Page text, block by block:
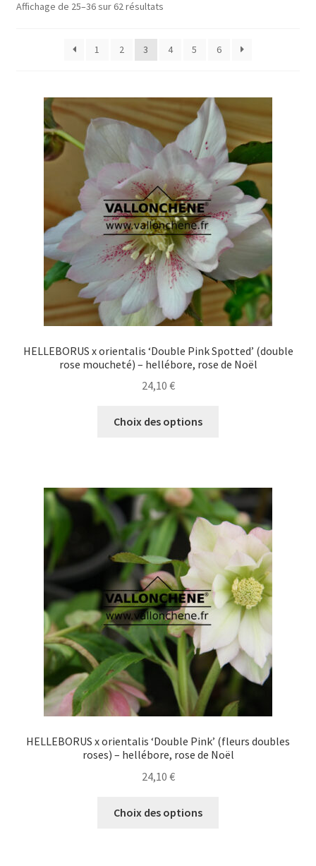
Affichage de 25–36 sur 62 résultats
1 2 3 4 5 6
HELLEBORUS x orientalis ‘Double Pink Spotted’ (double
rose moucheté) – hellébore, rose de Noël
24,10 €
Choix des options
variations.
Les
options
peuvent
être
choisies
sur
la
page
du
produit
HELLEBORUS x orientalis ‘Double Pink’ (fleurs doubles
roses) – hellébore, rose de Noël
24,10 €
Choix des options